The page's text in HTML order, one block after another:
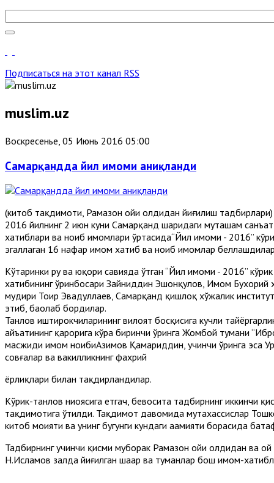
Подписаться на этот канал RSS
muslim.uz
Воскресенье, 05 Июнь 2016 05:00
Самарқандда йил имоми аниқланди
(китоб тақдимоти, Рамазон ойи олдидан йиғилиш
2016 йилнинг 2 июн куни Самарқанд шаҳридаги муҳташам
хатиблари ва ноиб имомлари ўртасида“Йил имоми - 2016”
эгаллаган 16 нафар имом хатиб ва ноиб имомлар
Кўтаринки руҳ ва юқори савияда ўтган “Йил имоми - 2016”
хатибининг ўринбосари Зайниддин Эшонқулов, Имом
мудири Тоҳир Эвадуллаев, Самарқанд қишлоқ хўжалик
этиб, баҳолаб бордилар.
Танлов иштирокчиларининг вилоят босқисига кучли
ҳайъатининг қарорига кўра биринчи ўринга Жомбой тумани
масжиди имом ноибиАзимов Қамариддин, учинчи ўринга эса
совғалар ва вакилликнинг фахрий
ёрлиқлари билан тақдирландилар.
Кўрик-танлов ниҳоясига етгач, бевосита тадбирнинг иккинчи
тақдимотига ўтилди. Тақдимот давомида мутахассислар
китоб моҳияти ва унинг бугунги кундаги аҳамияти борасида
Тадбирнинг учинчи қисми муборак Рамазон ойи олдидан ва
Н.Исламов залда йиғилган шаҳар ва туманлар бош имом-